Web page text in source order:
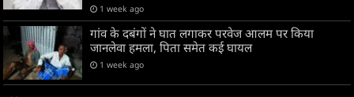
1 week ago
गांव के दबंगों ने घात लगाकर परवेज आलम पर किया
जानलेवा हमला, पिता समेत कई घायल
1 week ago